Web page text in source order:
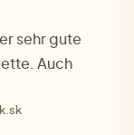
sehr gute
Auch